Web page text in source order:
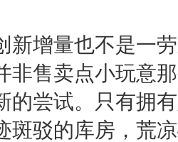
增量也不是一劳
非售卖点小玩意
的尝试。只有拥
斑驳的库房，荒